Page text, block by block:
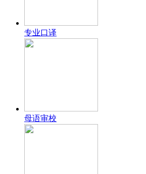
专业口译
母语审校